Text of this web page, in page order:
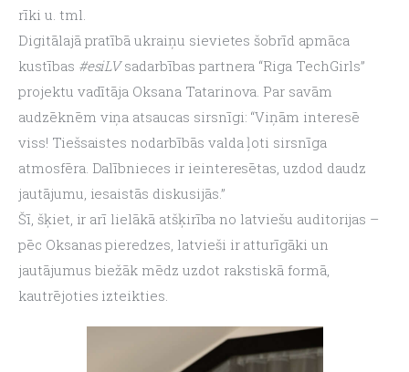
rīki u. tml.
Digitālajā pratībā ukraiņu sievietes šobrīd apmāca
kustības #esiLV sadarbības partnera “Riga TechGirls”
projektu vadītāja Oksana Tatarinova. Par savām
audzēknēm viņa atsaucas sirsnīgi: “Viņām interesē
viss! Tiešsaistes nodarbībās valda ļoti sirsnīga
atmosfēra. Dalībnieces ir ieinteresētas, uzdod daudz
jautājumu, iesaistās diskusijās.”
Šī, šķiet, ir arī lielākā atšķirība no latviešu auditorijas –
pēc Oksanas pieredzes, latvieši ir atturīgāki un
jautājumus biežāk mēdz uzdot rakstiskā formā,
kautrējoties izteikties.